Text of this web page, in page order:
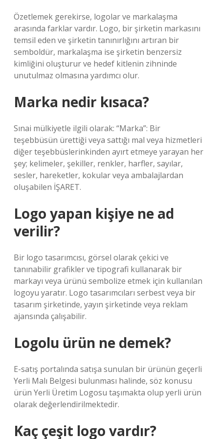
Özetlemek gerekirse, logolar ve markalaşma
arasında farklar vardır. Logo, bir şirketin markasını
temsil eden ve şirketin tanınırlığını artıran bir
semboldür, markalaşma ise şirketin benzersiz
kimliğini oluşturur ve hedef kitlenin zihninde
unutulmaz olmasına yardımcı olur.
Marka nedir kısaca?
Sınai mülkiyetle ilgili olarak: “Marka”: Bir
teşebbüsün ürettiği veya sattığı mal veya hizmetleri
diğer teşebbüslerinkinden ayırt etmeye yarayan her
şey; kelimeler, şekiller, renkler, harfler, sayılar,
sesler, hareketler, kokular veya ambalajlardan
oluşabilen İŞARET.
Logo yapan kişiye ne ad
verilir?
Bir logo tasarımcısı, görsel olarak çekici ve
tanınabilir grafikler ve tipografi kullanarak bir
markayı veya ürünü sembolize etmek için kullanılan
logoyu yaratır. Logo tasarımcıları serbest veya bir
tasarım şirketinde, yayın şirketinde veya reklam
ajansında çalışabilir.
Logolu ürün ne demek?
E-satış portalında satışa sunulan bir ürünün geçerli
Yerli Malı Belgesi bulunması halinde, söz konusu
ürün Yerli Üretim Logosu taşımakta olup yerli ürün
olarak değerlendirilmektedir.
Kaç çeşit logo vardır?